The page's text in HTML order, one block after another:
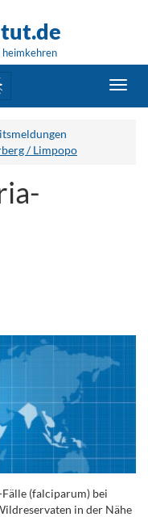
heimkehren
/ Limpopo
(falciparum) bei
in der Nähe